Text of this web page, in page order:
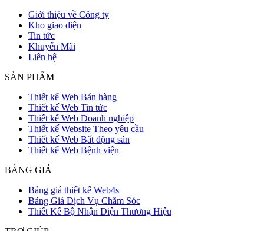
Giới thiệu về Công ty
Kho giao diện
Tin tức
Khuyến Mãi
Liên hệ
SẢN PHẨM
Thiết kế Web Bán hàng
Thiết kế Web Tin tức
Thiết kế Web Doanh nghiệp
Thiết kế Website Theo yêu cầu
Thiết kế Web Bất động sản
Thiết kế Web Bệnh viện
BẢNG GIÁ
Bảng giá thiết kế Web4s
Bảng Giá Dịch Vụ Chăm Sóc
Thiết Kế Bộ Nhận Diện Thương Hiệu